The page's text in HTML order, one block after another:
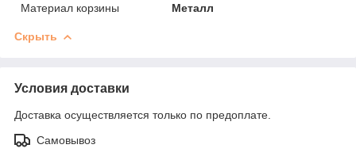
Материал корзины
Металл
Скрыть
Условия доставки
Доставка осуществляется только по предоплате.
Самовывоз